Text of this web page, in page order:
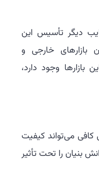
دیگر تأسیس این
بازارهای خارجی و
وجود دارد،
کافی می‌تواند کیفیت
بنیان را تحت تأثیر